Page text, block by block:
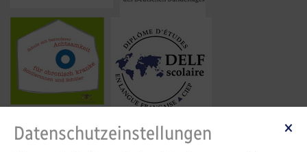
Datenschutzeinstellungen